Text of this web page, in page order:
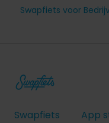
Vriendenkorting
Swapfiets voor
Aan-/afmelden
Swapfiets
App